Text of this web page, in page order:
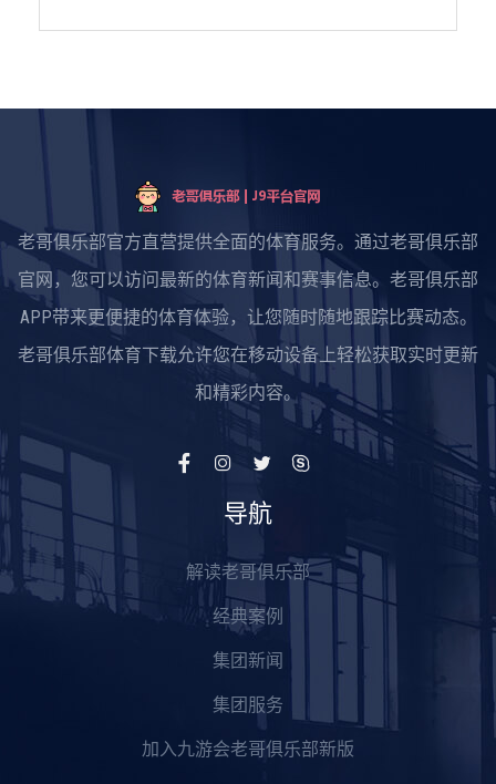
老哥俱乐部官方直营提供全面的体育服务。通过老哥俱乐部
官网，您可以访问最新的体育新闻和赛事信息。老哥俱乐部
APP带来更便捷的体育体验，让您随时随地跟踪比赛动态。
老哥俱乐部体育下载允许您在移动设备上轻松获取实时更新
和精彩内容。
导航
解读老哥俱乐部
经典案例
集团新闻
集团服务
加入九游会老哥俱乐部新版